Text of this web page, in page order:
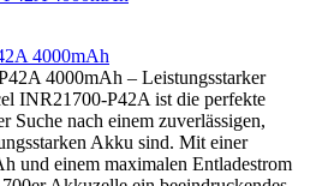
4000mAh
4000mAh – Leistungsstarker
INR21700-P42A ist die perfekte
Suche nach einem zuverlässigen,
Akku sind. Mit einer
und einem maximalen Entladestrom